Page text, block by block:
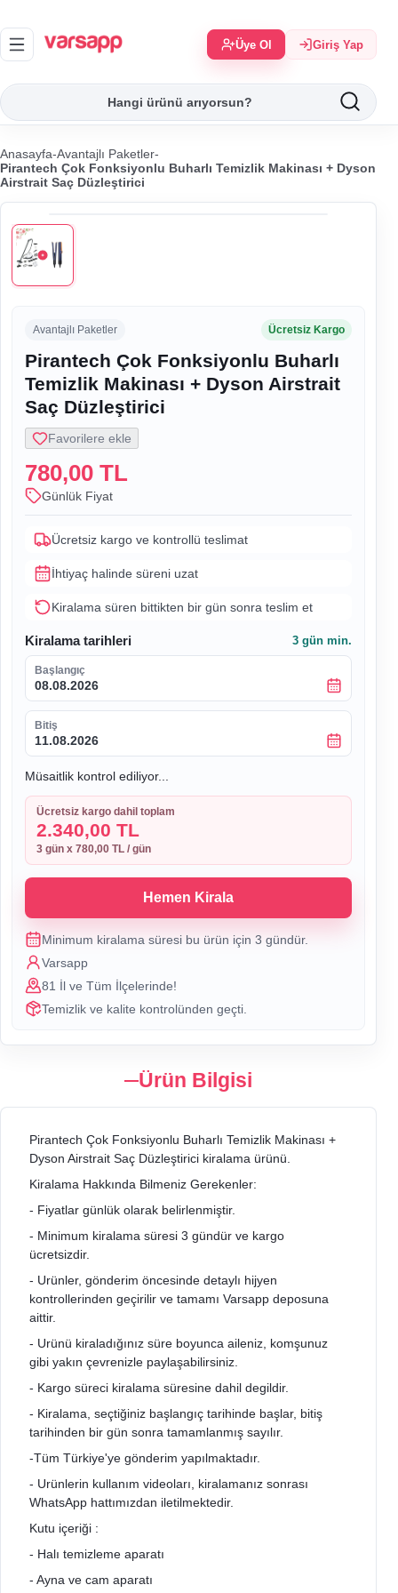
Üye Ol Giriş Yap
Anasayfa-Avantajlı Paketler-
Pirantech Çok Fonksiyonlu Buharlı Temizlik Makinası + Dyson
Airstrait Saç Düzleştirici
Avantajlı Paketler Ücretsiz Kargo
Pirantech Çok Fonksiyonlu Buharlı
Temizlik Makinası + Dyson Airstrait
Saç Düzleştirici
Favorilere ekle
780,00 TL
Günlük Fiyat
Ücretsiz kargo ve kontrollü teslimat
İhtiyaç halinde süreni uzat
Kiralama süren bittikten bir gün sonra teslim et
Kiralama tarihleri 3 gün min.
Başlangıç
08.08.2026
Bitiş
11.08.2026
Müsaitlik kontrol ediliyor...
Ücretsiz kargo dahil toplam
2.340,00 TL
3 gün x 780,00 TL / gün
Hemen Kirala
Minimum kiralama süresi bu ürün için 3 gündür.
Varsapp
81 İl ve Tüm İlçelerinde!
Temizlik ve kalite kontrolünden geçti.
Ürün Bilgisi
Pirantech Çok Fonksiyonlu Buharlı Temizlik Makinası +
Dyson Airstrait Saç Düzleştirici kiralama ürünü.
Kiralama Hakkında Bilmeniz Gerekenler:
- Fiyatlar günlük olarak belirlenmiştir.
- Minimum kiralama süresi 3 gündür ve kargo
ücretsizdir.
- Urünler, gönderim öncesinde detaylı hijyen
kontrollerinden geçirilir ve tamamı Varsapp deposuna
aittir.
- Urünü kiraladığınız süre boyunca aileniz, komşunuz
gibi yakın çevrenizle paylaşabilirsiniz.
- Kargo süreci kiralama süresine dahil degildir.
- Kiralama, seçtiğiniz başlangıç tarihinde başlar, bitiş
tarihinden bir gün sonra tamamlanmış sayılır.
-Tüm Türkiye'ye gönderim yapılmaktadır.
- Urünlerin kullanım videoları, kiralamanız sonrası
WhatsApp hattımızdan iletilmektedir.
Kutu içeriği :
- Halı temizleme aparatı
- Ayna ve cam aparatı